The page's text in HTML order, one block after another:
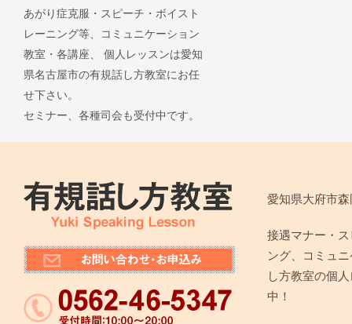
あがり症克服・スピーチ・ボイスト
レーニング等、コミュニケーション
教室・各講座、 個人レッスンは愛知
県名古屋市の有規話し方教室にお任
せ下さい。
セミナー、各種司会も受付中です。
愛知県大府市
接遇マナー・
ング、コミュ
し方教室の個
中！